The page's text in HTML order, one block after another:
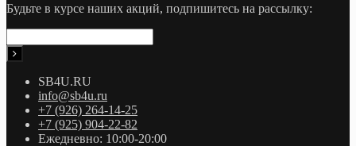
Будьте в курсе наших акций, подпишитесь на рассылку:
SB4U.RU
info@sb4u.ru
+7 (926) 264-14-25
+7 (925) 904-22-82
Ежедневно: 10:00-20:00